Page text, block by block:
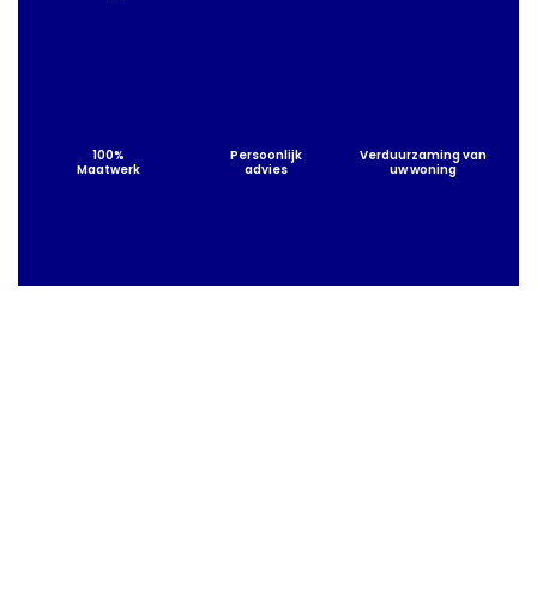
100%
Maatwerk
Persoonlijk
advies
Verduurzaming van
uw woning